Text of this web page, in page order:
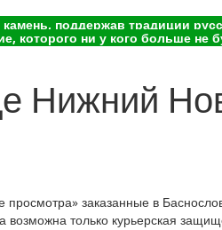
поддержав традиции
которого ни у кого больше не
Нижний
заказанные в
возможна только курьерская